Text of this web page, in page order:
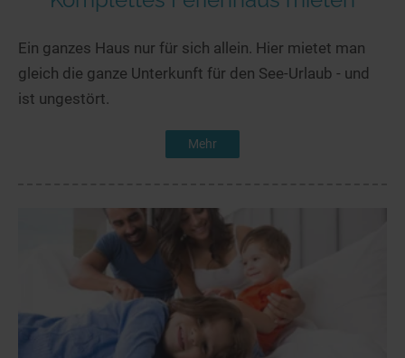
Ein ganzes Haus nur für sich allein. Hier mietet man
gleich die ganze Unterkunft für den See-Urlaub - und
ist ungestört.
Mehr